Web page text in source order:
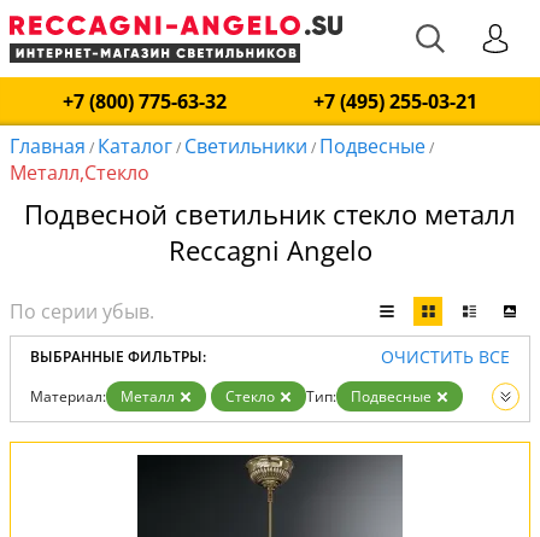
+7 (800) 775-63-32
+7 (495) 255-03-21
Главная / Каталог/ Светильники / Подвесные/
Металл,Стекло
Подвесной светильник стекло металл
Reccagni Angelo
ВЫБРАННЫЕ ФИЛЬТРЫ: ОЧИСТИТЬ ВСЕ
Материал: Металл Стекло Тип:
Подвесные
Вид:
Светильники